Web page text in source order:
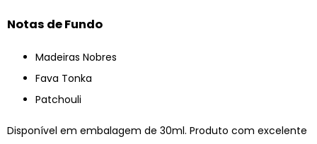
Notas de Fundo
Madeiras Nobres
Fava Tonka
Patchouli
Disponível em embalagem de 30ml. Produto com excelente